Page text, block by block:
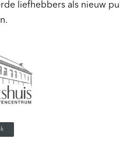
liefhebbers als nieuw